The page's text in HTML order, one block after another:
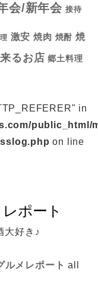
会/新年会 接待
激安 焼肉 焼酎 焼
るお店 郷土料理
in
public_html/
on line
大好き♪
ルメレポート all